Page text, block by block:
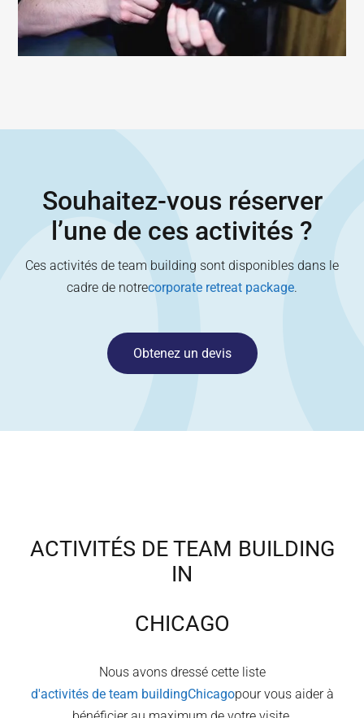
Souhaitez-vous réserver
l’une de ces activités ?
Ces activités de team building sont disponibles dans le
cadre de notrecorporate retreat package.
Obtenez un devis
ACTIVITÉS DE TEAM BUILDING
IN
CHICAGO
Nous avons dressé cette liste
d'activités de team buildingChicagopour vous aider à